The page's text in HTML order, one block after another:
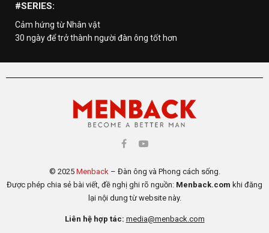
#SERIES:
Cảm hứng từ Nhân vật
30 ngày để trở thành người đàn ông tốt hơn
© 2025 Menback– Đàn ông và Phong cách sống.
Được phép chia sẻ bài viết, đề nghị ghi rõ nguồn: Menback.com khi đăng
lại nội dung từ website này.
Liên hệ hợp tác: media@menback.com